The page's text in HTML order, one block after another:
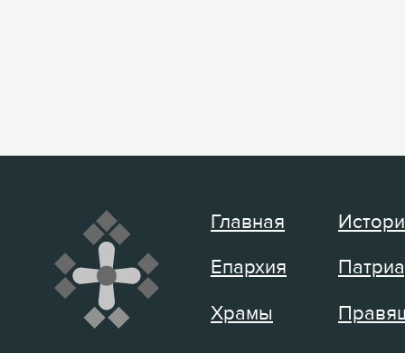
Главная
Епархия
Храмы